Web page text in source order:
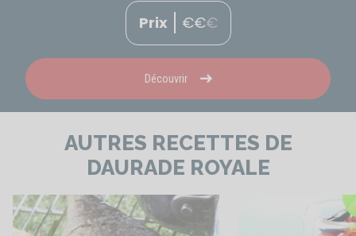
Prix €€€
Découvrir
AUTRES RECETTES DE
DAURADE ROYALE